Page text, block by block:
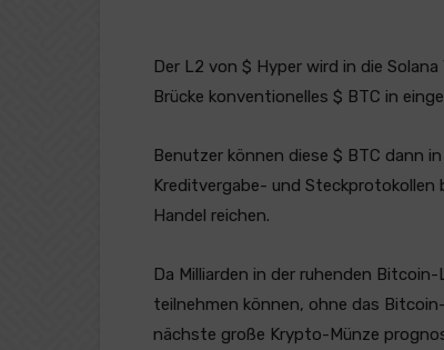
Der L2 von $ Hyper wird in die
Brücke konventionelles $ BTC in
Benutzer können diese $ BTC dann
Kreditvergabe- und
Handel reichen.
Da Milliarden in der ruhenden
teilnehmen können, ohne das
nächste große Krypto-Münze